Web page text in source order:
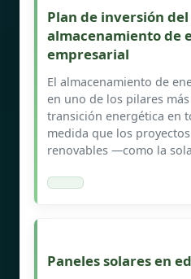
Plan de inversión
almacenamiento de
empresarial
El almacenamiento de
en uno de los pilares
transición energética en
medida que los
renovables —como la
Paneles solares en